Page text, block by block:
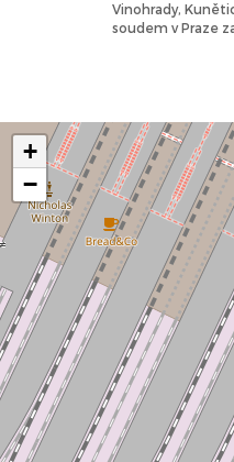
Vinohrady,
soudem v Praze
+
−